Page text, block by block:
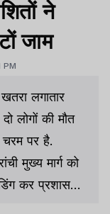
ने
जाम
PM
लगातार
लोगों की मौत
पर है.
मुख्य मार्ग को
कर प्रशासन